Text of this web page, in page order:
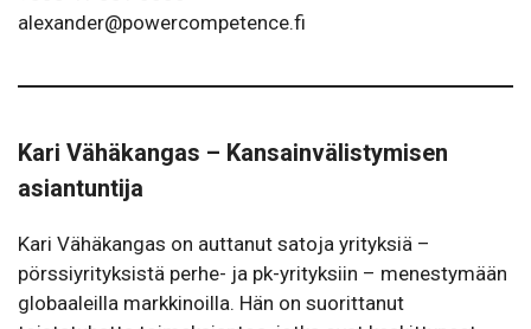
alexander@powercompetence.fi
Kari Vähäkangas – Kansainvälistymisen
asiantuntija
Kari Vähäkangas on auttanut satoja yrityksiä –
pörssiyrityksistä perhe- ja pk-yrityksiin – menestymään
globaaleilla markkinoilla. Hän on suorittanut